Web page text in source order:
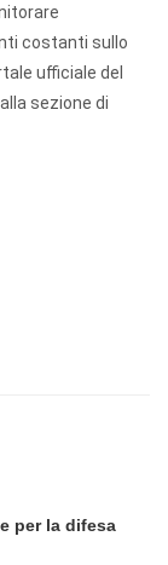
costanti sullo
ufficiale del
sezione di
per la difesa